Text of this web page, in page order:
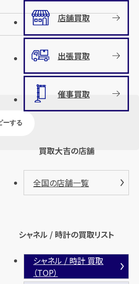
ーする
店舗買取
出張買取
催事買取
買取大吉の店舗
全国の店舗一覧
シャネル / 時計の買取リスト
シャネル / 時計 買取
（TOP）